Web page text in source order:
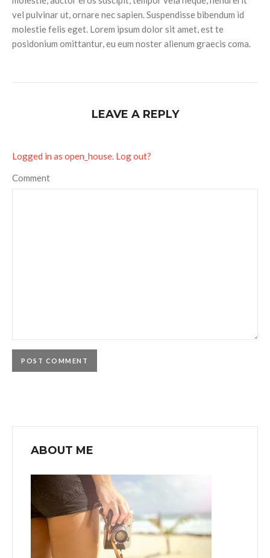
vel pulvinar ut, ornare nec sapien. Suspendisse bibendum id
molestie felis eget. Lorem ipsum dolor sit amet, est te
posidonium omittantur, eu eum noster alienum graecis coma.
LEAVE A REPLY
Logged in as open_house. Log out?
Comment
ABOUT ME